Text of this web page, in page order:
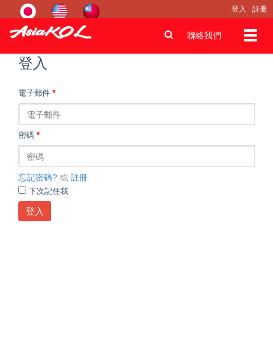
登入 註冊
聯絡我們
登入
電子郵件 *
密碼 *
忘記密碼? 或 註冊
下次記住我
登入